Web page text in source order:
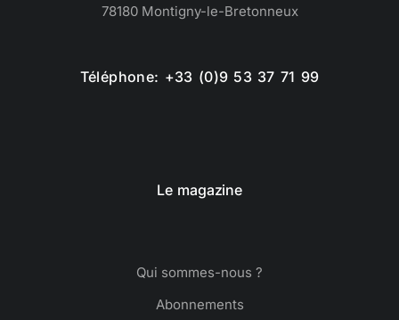
78180 Montigny-le-Bretonneux
Téléphone: +33 (0)9 53 37 71 99
Le magazine
Qui sommes-nous ?
Abonnements